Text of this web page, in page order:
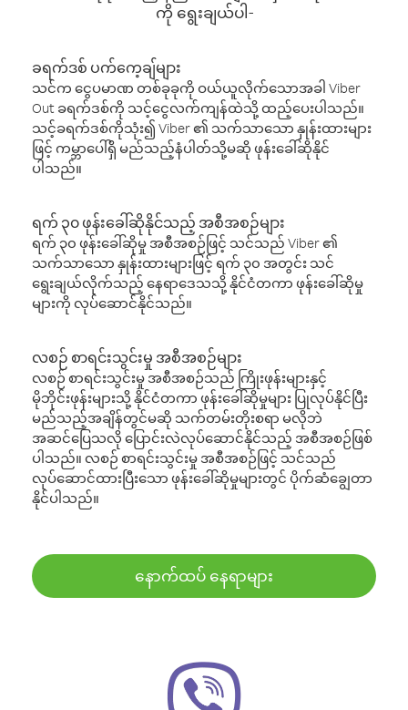
ကို ရွေးချယ်ပါ-
ခရက်ဒစ် ပက်ကေ့ချ်များ
သင်က ငွေပမာဏ တစ်ခုခုကို ဝယ်ယူလိုက်သောအခါ Viber
Out ခရက်ဒစ်ကို သင့်ငွေလက်ကျန်ထဲသို့ ထည့်ပေးပါသည်။
သင့်ခရက်ဒစ်ကိုသုံး၍ Viber ၏ သက်သာသော နှုန်းထားများ
ဖြင့် ကမ္ဘာပေါ်ရှိ မည်သည့်နံပါတ်သို့မဆို ဖုန်းခေါ်ဆိုနိုင်
ပါသည်။
ရက် ၃၀ ဖုန်းခေါ်ဆိုနိုင်သည့် အစီအစဉ်များ
ရက် ၃၀ ဖုန်းခေါ်ဆိုမှု အစီအစဉ်ဖြင့် သင်သည် Viber ၏
သက်သာသော နှုန်းထားများဖြင့် ရက် ၃၀ အတွင်း သင်
ရွေးချယ်လိုက်သည့် နေရာဒေသသို့ နိုင်ငံတကာ ဖုန်းခေါ်ဆိုမှု
များကို လုပ်ဆောင်နိုင်သည်။
လစဉ် စာရင်းသွင်းမှု အစီအစဉ်များ
လစဉ် စာရင်းသွင်းမှု အစီအစဉ်သည် ကြိုးဖုန်းများနှင့်
မိုဘိုင်းဖုန်းများသို့ နိုင်ငံတကာ ဖုန်းခေါ်ဆိုမှုများ ပြုလုပ်နိုင်ပြီး
မည်သည့်အချိန်တွင်မဆို သက်တမ်းတိုးစရာ မလိုဘဲ
အဆင်ပြေသလို ပြောင်းလဲလုပ်ဆောင်နိုင်သည့် အစီအစဉ်ဖြစ်
ပါသည်။ လစဉ် စာရင်းသွင်းမှု အစီအစဉ်ဖြင့် သင်သည်
လုပ်ဆောင်ထားပြီးသော ဖုန်းခေါ်ဆိုမှုများတွင် ပိုက်ဆံချွေတာ
နိုင်ပါသည်။
နောက်ထပ် နေရာများ